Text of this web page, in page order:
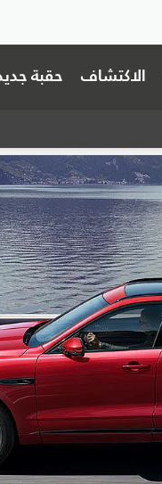
الاكتشاف حقبة